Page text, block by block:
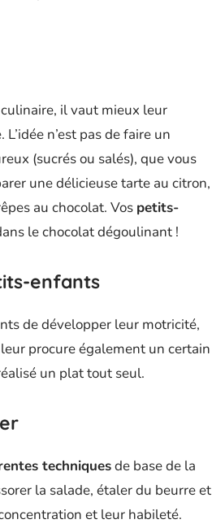
il vaut mieux leur
n’est pas de faire un
(sucrés ou salés), que vous
une délicieuse tarte au citron,
au chocolat. Vos petits-
le chocolat dégoulinant !
enfants
de développer leur motricité,
procure également un certain
un plat tout seul.
techniquesde base de la
la salade, étaler du beurre et
et leur habileté.